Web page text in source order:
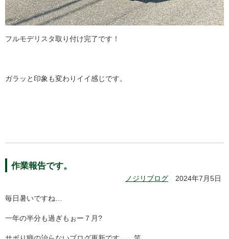
フルモデリスタ取り付け完了です！
ガラッと印象も変わりイイ感じです。
作業報告です。
ノジリブログ 2024年7月5日
毎日暑いですね…
一年の半分も過ぎもぉー７月?